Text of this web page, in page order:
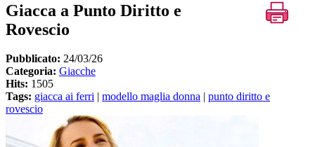
Giacca a Punto Diritto e
Rovescio
Pubblicato: 24/03/26
Categoria: Giacche
Hits: 1505
Tags: giacca ai ferri modello maglia donna
punto diritto e
rovescio